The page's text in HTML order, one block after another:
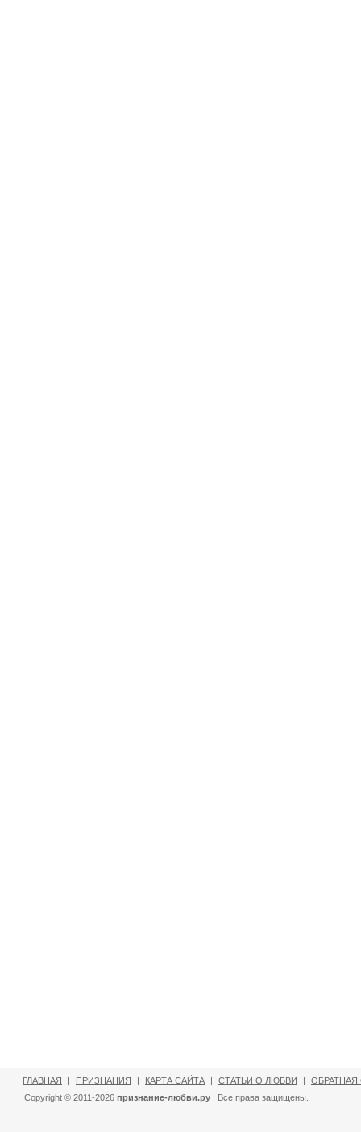
ГЛАВНАЯ | ПРИЗНАНИЯ | КАРТА САЙТА | СТАТЬИ О ЛЮБВИ |
ОБРАТНАЯ
Copyright © 2011-2026 признание-любви.ру | Все права защищены.